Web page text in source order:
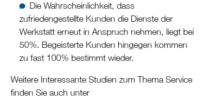
Die Wahrscheinlichkeit, dass
zufriedengestellte Kunden die Dienste der
Werkstatt erneut in Anspruch nehmen, liegt bei
50%. Begeisterte Kunden hingegen kommen
zu fast 100% bestimmt wieder.
Weitere Interessante Studien zum Thema Service
finden Sie auch unter